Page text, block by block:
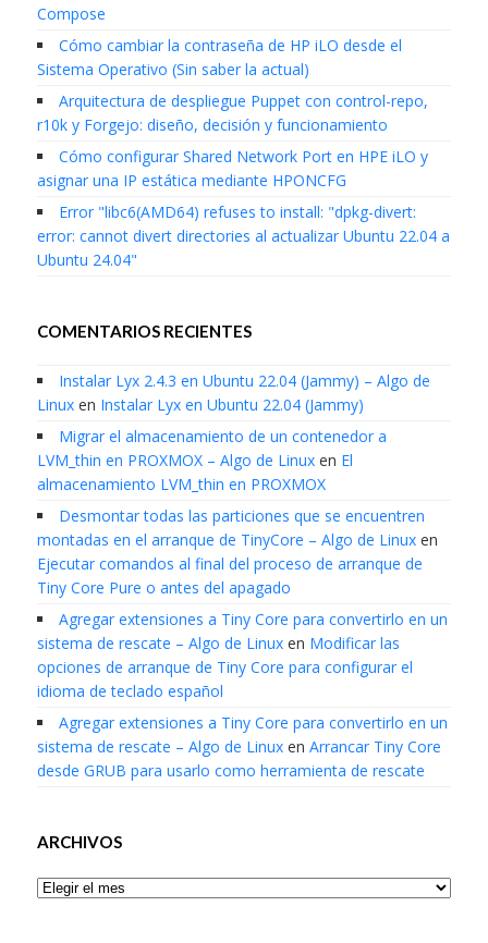
Compose
Cómo cambiar la contraseña de HP iLO desde el
Sistema Operativo (Sin saber la actual)
Arquitectura de despliegue Puppet con control-repo,
r10k y Forgejo: diseño, decisión y funcionamiento
Cómo configurar Shared Network Port en HPE iLO y
asignar una IP estática mediante HPONCFG
Error "libc6(AMD64) refuses to install: "dpkg-divert:
error: cannot divert directories al actualizar Ubuntu 22.04 a
Ubuntu 24.04"
COMENTARIOS RECIENTES
Instalar Lyx 2.4.3 en Ubuntu 22.04 (Jammy) – Algo de
Linuxen Instalar Lyx en Ubuntu 22.04 (Jammy)
Migrar el almacenamiento de un contenedor a
LVM_thin en PROXMOX – Algo de Linuxen El
almacenamiento LVM_thin en PROXMOX
Desmontar todas las particiones que se encuentren
montadas en el arranque de TinyCore – Algo de Linuxen
Ejecutar comandos al final del proceso de arranque de
Tiny Core Pure o antes del apagado
Agregar extensiones a Tiny Core para convertirlo en un
sistema de rescate – Algo de Linuxen Modificar las
opciones de arranque de Tiny Core para configurar el
idioma de teclado español
Agregar extensiones a Tiny Core para convertirlo en un
sistema de rescate – Algo de Linuxen Arrancar Tiny Core
desde GRUB para usarlo como herramienta de rescate
ARCHIVOS
Archivos